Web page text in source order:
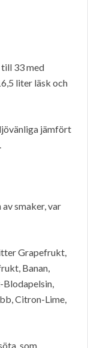
33 med
liter läsk och
jämfört
smaker, var
Grapefrukt,
Banan,
Citron-Lime,
som